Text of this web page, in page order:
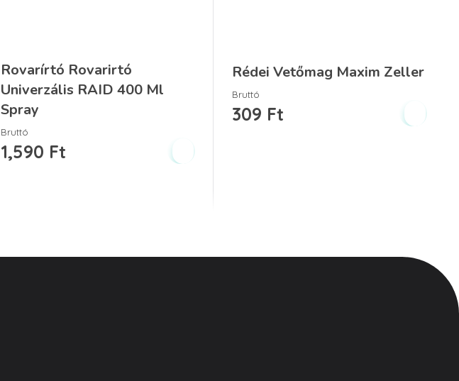
Rovarírtó Rovarirtó
Univerzális RAID 400 Ml
Spray
1,590 Ft
Bruttó
Rédei Vetőmag Maxim Zeller
309 Ft
Bruttó